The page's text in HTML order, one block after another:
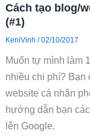
Cách tạo blog/
(#1)
KeniVinh /02/10/2017
Muốn tự mình làm
nhiều chi phí? Bạn
website cá nhân
hướng dẫn bạn
lên Google.